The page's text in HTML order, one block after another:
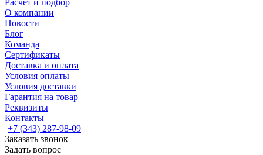
Расчёт и подбор
О компании
Новости
Блог
Команда
Сертификаты
Доставка и оплата
Условия оплаты
Условия доставки
Гарантия на товар
Реквизиты
Контакты
+7 (343) 287-98-09
Заказать звонок
Задать вопрос